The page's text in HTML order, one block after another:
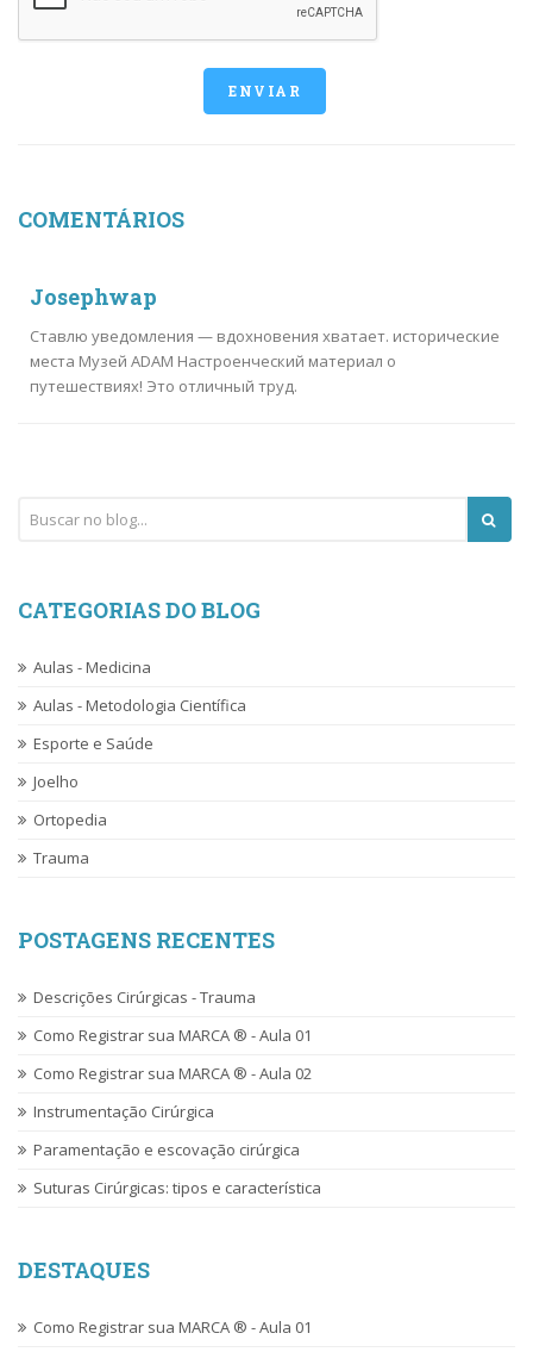
ENVIAR
COMENTÁRIOS
Josephwap
Ставлю уведомления — вдохновения хватает. исторические
места Музей ADAM Настроенческий материал о
путешествиях! Это отличный труд.
CATEGORIAS DO BLOG
Aulas - Medicina
Aulas - Metodologia Científica
Esporte e Saúde
Joelho
Ortopedia
Trauma
POSTAGENS RECENTES
Descrições Cirúrgicas - Trauma
Como Registrar sua MARCA ® - Aula 01
Como Registrar sua MARCA ® - Aula 02
Instrumentação Cirúrgica
Paramentação e escovação cirúrgica
Suturas Cirúrgicas: tipos e característica
DESTAQUES
Como Registrar sua MARCA ® - Aula 01